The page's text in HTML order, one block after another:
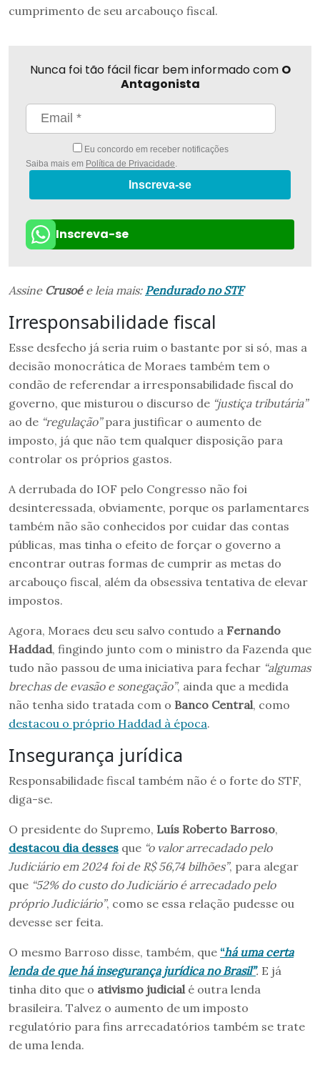
cumprimento de seu arcabouço fiscal.
Nunca foi tão fácil ficar bem informado com O
Antagonista
Eu concordo em receber notificações
Saiba mais em Política de Privacidade.
Inscreva-se
Inscreva-se
Assine Crusoée leia mais: Pendurado no STF
Irresponsabilidade fiscal
Esse desfecho já seria ruim o bastante por si só, mas a
decisão monocrática de Moraes também tem o
condão de referendar a irresponsabilidade fiscal do
governo, que misturou o discurso de “justiça tributária”
ao de “regulação”para justificar o aumento de
imposto, já que não tem qualquer disposição para
controlar os próprios gastos.
A derrubada do IOF pelo Congresso não foi
desinteressada, obviamente, porque os parlamentares
também não são conhecidos por cuidar das contas
públicas, mas tinha o efeito de forçar o governo a
encontrar outras formas de cumprir as metas do
arcabouço fiscal, além da obsessiva tentativa de elevar
impostos.
Agora, Moraes deu seu salvo contudo a Fernando
Haddad, fingindo junto com o ministro da Fazenda que
tudo não passou de uma iniciativa para fechar “algumas
brechas de evasão e sonegação”, ainda que a medida
não tenha sido tratada com o Banco Central, como
destacou o próprio Haddad à época.
Insegurança jurídica
Responsabilidade fiscal também não é o forte do STF,
diga-se.
O presidente do Supremo, Luís Roberto Barroso,
destacou dia desses que “o valor arrecadado pelo
Judiciário em 2024 foi de R$ 56,74 bilhões”, para alegar
que “52% do custo do Judiciário é arrecadado pelo
próprio Judiciário”, como se essa relação pudesse ou
devesse ser feita.
O mesmo Barroso disse, também, que “há uma certa
lenda de que há insegurança jurídica no Brasil”. E já
tinha dito que o ativismo judicial é outra lenda
brasileira. Talvez o aumento de um imposto
regulatório para fins arrecadatórios também se trate
de uma lenda.